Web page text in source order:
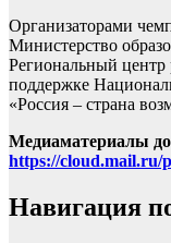
Организаторами
Министерство
Региональный
поддержке
«Россия – страна
Медиаматериалы
https://cloud.mail.ru/
Навигация